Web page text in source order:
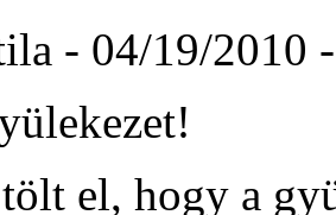
- 04/19/2010
el, hogy a